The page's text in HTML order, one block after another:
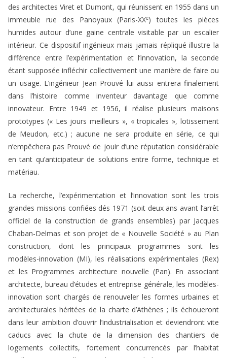
des architectes Viret et Dumont, qui réunissent en 1955 dans un
immeuble rue des Panoyaux (Paris-XXe) toutes les pièces
humides autour d’une gaine centrale visitable par un escalier
intérieur. Ce dispositif ingénieux mais jamais répliqué illustre la
différence entre l’expérimentation et l’innovation, la seconde
étant supposée infléchir collectivement une manière de faire ou
un usage. L’ingénieur Jean Prouvé lui aussi entrera finalement
dans l’histoire comme inventeur davantage que comme
innovateur. Entre 1949 et 1956, il réalise plusieurs maisons
prototypes (« Les jours meilleurs », « tropicales », lotissement
de Meudon, etc.) ; aucune ne sera produite en série, ce qui
n’empêchera pas Prouvé de jouir d’une réputation considérable
en tant qu’anticipateur de solutions entre forme, technique et
matériau.
La recherche, l’expérimentation et l’innovation sont les trois
grandes missions confiées dés 1971 (soit deux ans avant l’arrêt
officiel de la construction de grands ensembles) par Jacques
Chaban-Delmas et son projet de « Nouvelle Société » au Plan
construction, dont les principaux programmes sont les
modèles-innovation (MI), les réalisations expérimentales (Rex)
et les Programmes architecture nouvelle (Pan). En associant
architecte, bureau d’études et entreprise générale, les modèles-
innovation sont chargés de renouveler les formes urbaines et
architecturales héritées de la charte d’Athènes ; ils échoueront
dans leur ambition d’ouvrir l’industrialisation et deviendront vite
caducs avec la chute de la dimension des chantiers de
logements collectifs, fortement concurrencés par l’habitat